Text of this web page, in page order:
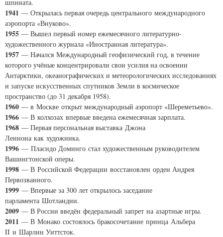
шпината.
1941 — Открылась первая очередь центрального международного
аэропорта «Внуково».
1955 — Вышел первый номер ежемесячного литературно-
художественного журнала «Иностранная литература».
1957 — Начался Международный геофизический год, в течение
которого учёные концентрировали свои усилия на освоении
Антарктики, океанографических и метеорологических исследованиях
и запуске искусственных спутников Земли в космическое
пространство (до 31 декабря 1958).
1960 — в Москве открыт международный аэропорт «Шереметьево».
1966 — В колхозах впервые введена ежемесячная зарплата.
1968 — Первая персональная выставка Джона
Леннона как художника.
1996 — Пласидо Доминго стал художественным руководителем
Вашингтонской оперы.
1998 — В Российской Федерации восстановлен орден Андрея
Первозванного.
1999 — Впервые за 300 лет открылось заседание
парламента Шотландии.
2009 — В России введён федеральный запрет на азартные игры.
2011 — В Монако состоялось бракосочетание принца Альбера
II и Шарлин Уиттсток.